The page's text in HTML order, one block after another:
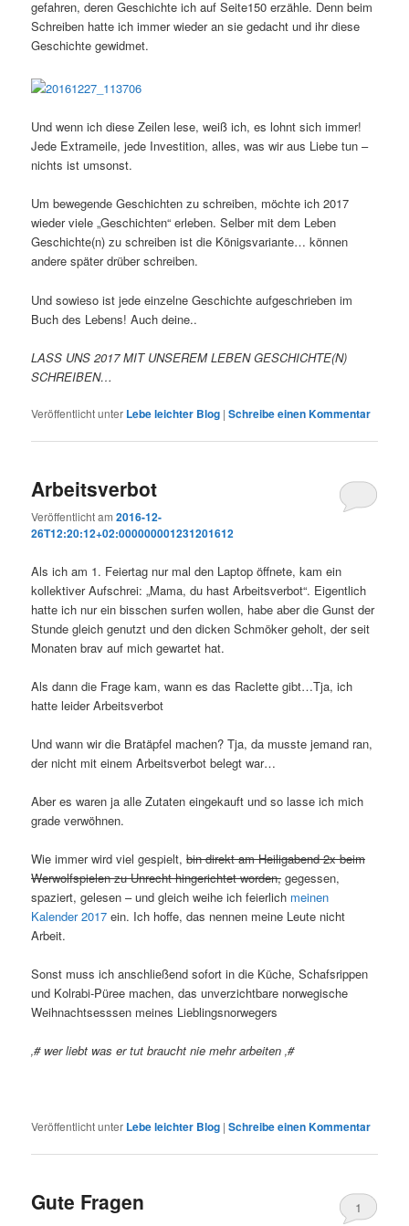
gefahren, deren Geschichte ich auf Seite150 erzähle. Denn beim
Schreiben hatte ich immer wieder an sie gedacht und ihr diese
Geschichte gewidmet.
Und wenn ich diese Zeilen lese, weiß ich, es lohnt sich immer!
Jede Extrameile, jede Investition, alles, was wir aus Liebe tun –
nichts ist umsonst.
Um bewegende Geschichten zu schreiben, möchte ich 2017
wieder viele „Geschichten“ erleben. Selber mit dem Leben
Geschichte(n) zu schreiben ist die Königsvariante… können
andere später drüber schreiben.
Und sowieso ist jede einzelne Geschichte aufgeschrieben im
Buch des Lebens! Auch deine..
LASS UNS 2017 MIT UNSEREM LEBEN GESCHICHTE(N)
SCHREIBEN…
Veröffentlicht unter Lebe leichter Blog |Schreibe einen Kommentar
Arbeitsverbot
Veröffentlicht am2016-12-
26T12:20:12+02:000000001231201612
Als ich am 1. Feiertag nur mal den Laptop öffnete, kam ein
kollektiver Aufschrei: „Mama, du hast Arbeitsverbot“. Eigentlich
hatte ich nur ein bisschen surfen wollen, habe aber die Gunst der
Stunde gleich genutzt und den dicken Schmöker geholt, der seit
Monaten brav auf mich gewartet hat.
Als dann die Frage kam, wann es das Raclette gibt…Tja, ich
hatte leider Arbeitsverbot
Und wann wir die Bratäpfel machen? Tja, da musste jemand ran,
der nicht mit einem Arbeitsverbot belegt war…
Aber es waren ja alle Zutaten eingekauft und so lasse ich mich
grade verwöhnen.
Wie immer wird viel gespielt,bin direkt am Heiligabend 2x beim
Werwolfspielen zu Unrecht hingerichtet worden, gegessen,
spaziert, gelesen – und gleich weihe ich feierlich meinen
Kalender 2017 ein. Ich hoffe, das nennen meine Leute nicht
Arbeit.
Sonst muss ich anschließend sofort in die Küche, Schafsrippen
und Kolrabi-Püree machen, das unverzichtbare norwegische
Weihnachtsesssen meines Lieblingsnorwegers
‚# wer liebt was er tut braucht nie mehr arbeiten ‚#
Veröffentlicht unter Lebe leichter Blog |Schreibe einen Kommentar
Gute Fragen 1